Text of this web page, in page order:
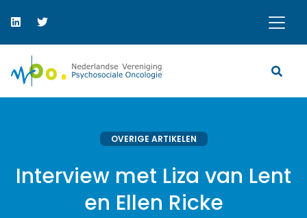
OVERIGE ARTIKELEN
Interview met Liza van Lent
en Ellen Ricke